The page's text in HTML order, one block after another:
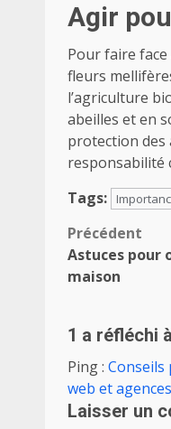
Agir
Pour faire face
fleurs
l’agriculture
abeilles et en
protection des
responsabilité
Tags:
d’article
Précédent
Astuces pour
maison
1 a réfléchi
Ping : Conseils
web et
Laisser un